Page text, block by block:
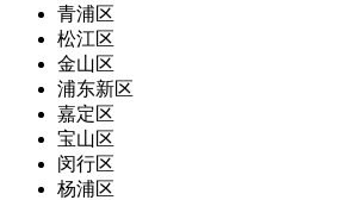
青浦区
松江区
金山区
浦东新区
嘉定区
宝山区
闵行区
杨浦区